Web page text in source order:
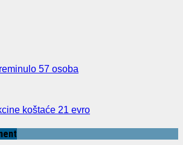
57 osoba
koštaće 21 evro